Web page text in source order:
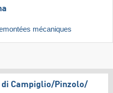
mécaniques
di Campiglio/​Pinzolo/​